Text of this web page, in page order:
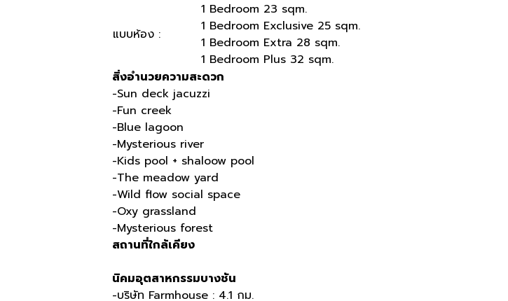
แบบห้อง :
1 Bedroom 23 sqm.
1 Bedroom Exclusive 25 sqm.
1 Bedroom Extra 28 sqm.
1 Bedroom Plus 32 sqm.
สิ่งอำนวยความสะดวก
-Sun deck jacuzzi
-Fun creek
-Blue lagoon
-Mysterious river
-Kids pool + shaloow pool
-The meadow yard
-Wild flow social space
-Oxy grassland
-Mysterious forest
สถานที่ใกล้เคียง
นิคมอุตสาหกรรมบางชัน
-บริษัท Farmhouse : 4.1 กม.